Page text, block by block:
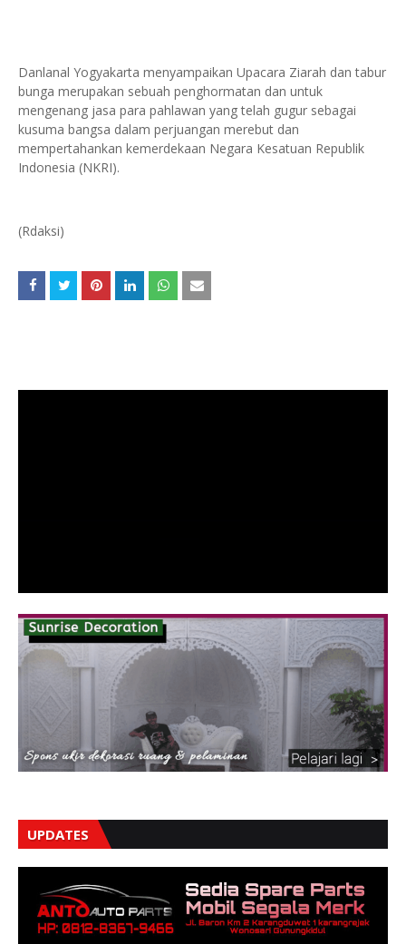
Danlanal Yogyakarta menyampaikan Upacara Ziarah dan tabur
bunga merupakan sebuah penghormatan dan untuk
mengenang jasa para pahlawan yang telah gugur sebagai
kusuma bangsa dalam perjuangan merebut dan
mempertahankan kemerdekaan Negara Kesatuan Republik
Indonesia (NKRI).
(Rdaksi)
UPDATES